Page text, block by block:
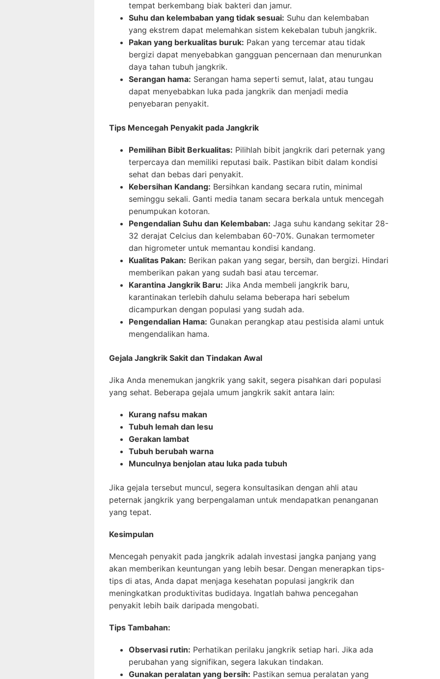
tempat berkembang biak bakteri dan jamur.
Suhu dan kelembaban yang tidak sesuai: Suhu dan kelembaban
yang ekstrem dapat melemahkan sistem kekebalan tubuh jangkrik.
Pakan yang berkualitas buruk: Pakan yang tercemar atau tidak
bergizi dapat menyebabkan gangguan pencernaan dan menurunkan
daya tahan tubuh jangkrik.
Serangan hama: Serangan hama seperti semut, lalat, atau tungau
dapat menyebabkan luka pada jangkrik dan menjadi media
penyebaran penyakit.
Tips Mencegah Penyakit pada Jangkrik
Pemilihan Bibit Berkualitas: Pilihlah bibit jangkrik dari peternak yang
terpercaya dan memiliki reputasi baik. Pastikan bibit dalam kondisi
sehat dan bebas dari penyakit.
Kebersihan Kandang: Bersihkan kandang secara rutin, minimal
seminggu sekali. Ganti media tanam secara berkala untuk mencegah
penumpukan kotoran.
Pengendalian Suhu dan Kelembaban: Jaga suhu kandang sekitar 28-
32 derajat Celcius dan kelembaban 60-70%. Gunakan termometer
dan higrometer untuk memantau kondisi kandang.
Kualitas Pakan: Berikan pakan yang segar, bersih, dan bergizi. Hindari
memberikan pakan yang sudah basi atau tercemar.
Karantina Jangkrik Baru: Jika Anda membeli jangkrik baru,
karantinakan terlebih dahulu selama beberapa hari sebelum
dicampurkan dengan populasi yang sudah ada.
Pengendalian Hama: Gunakan perangkap atau pestisida alami untuk
mengendalikan hama.
Gejala Jangkrik Sakit dan Tindakan Awal
Jika Anda menemukan jangkrik yang sakit, segera pisahkan dari populasi
yang sehat. Beberapa gejala umum jangkrik sakit antara lain:
Kurang nafsu makan
Tubuh lemah dan lesu
Gerakan lambat
Tubuh berubah warna
Munculnya benjolan atau luka pada tubuh
Jika gejala tersebut muncul, segera konsultasikan dengan ahli atau
peternak jangkrik yang berpengalaman untuk mendapatkan penanganan
yang tepat.
Kesimpulan
Mencegah penyakit pada jangkrik adalah investasi jangka panjang yang
akan memberikan keuntungan yang lebih besar. Dengan menerapkan tips-
tips di atas, Anda dapat menjaga kesehatan populasi jangkrik dan
meningkatkan produktivitas budidaya. Ingatlah bahwa pencegahan
penyakit lebih baik daripada mengobati.
Tips Tambahan:
Observasi rutin: Perhatikan perilaku jangkrik setiap hari. Jika ada
perubahan yang signifikan, segera lakukan tindakan.
Gunakan peralatan yang bersih: Pastikan semua peralatan yang